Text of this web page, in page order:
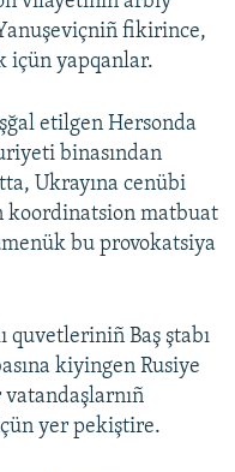
fikirince,
içün yapqanlar.
etilgen Hersonda
binasından
Ukrayına cenübi
matbuat
bu provokatsiya
quvetleriniñ Baş ştabı
kiyingen Rusiye
vatandaşlarnıñ
yer pekiştire.